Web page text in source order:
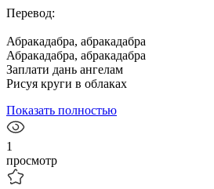
Перевод:
Абракадабра, абракадабра
Абракадабра, абракадабра
Заплати дань ангелам
Рисуя круги в облаках
Показать полностью
1
просмотр